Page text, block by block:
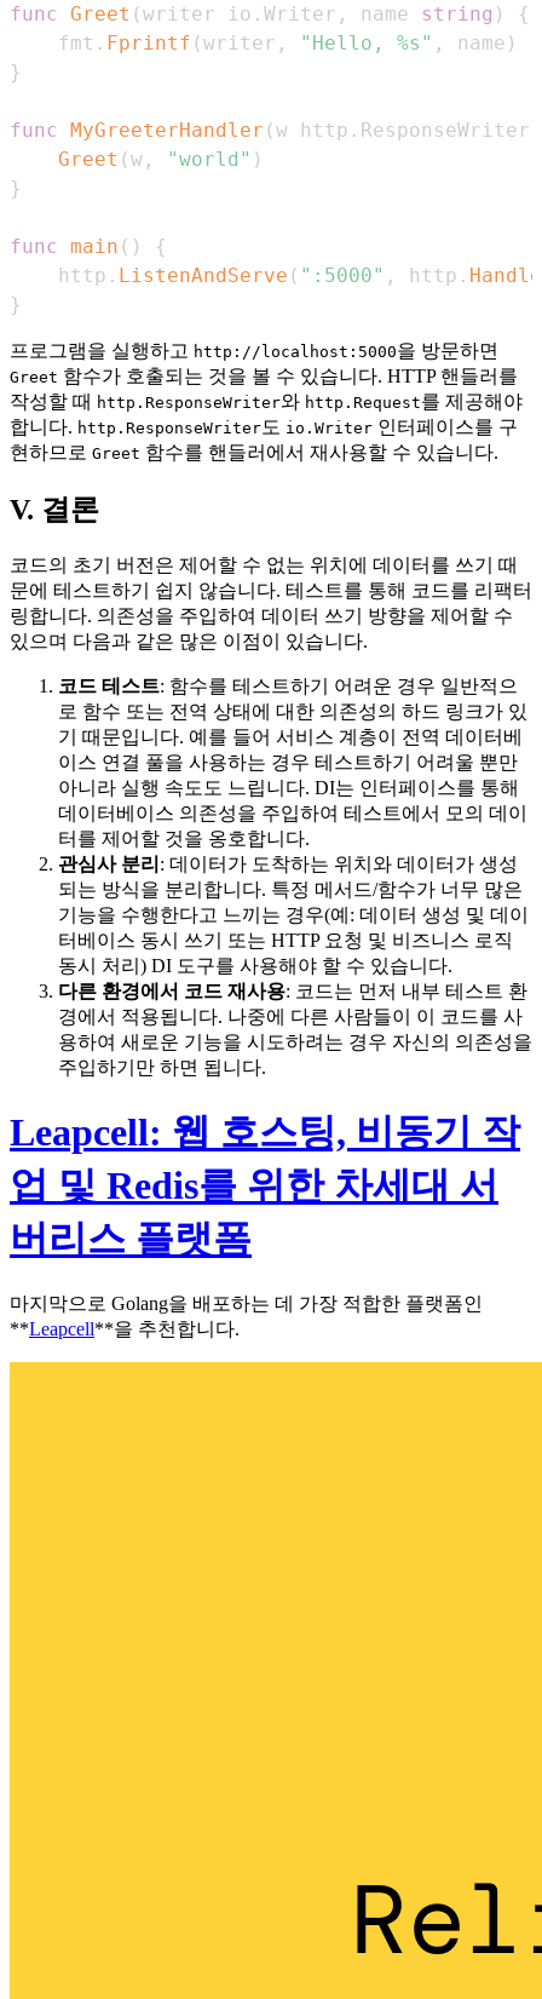
func Greet (writer io . Writer , name string )
{
    fmt
. Fprintf (writer , "Hello, %s" , name )
}
func MyGreeterHandler (w http . ResponseWriter
Greet (w , "world" )
}
func main ( )
{
    http
. ListenAndServe ( ":5000" , http .
}
프로그램을 실행하고 http://localhost:5000을 방문하면
Greet 함수가 호출되는 것을 볼 수 있습니다. HTTP 핸들러를
작성할 때 http.ResponseWriter와 http.Request를 제공해야
합니다. http.ResponseWriter도 io.Writer 인터페이스를 구
현하므로 Greet 함수를 핸들러에서 재사용할 수 있습니다.
V. 결론
코드의 초기 버전은 제어할 수 없는 위치에 데이터를 쓰기 때
문에 테스트하기 쉽지 않습니다. 테스트를 통해 코드를 리팩터
링합니다. 의존성을 주입하여 데이터 쓰기 방향을 제어할 수
있으며 다음과 같은 많은 이점이 있습니다.
코드 테스트: 함수를 테스트하기 어려운 경우 일반적으
로 함수 또는 전역 상태에 대한 의존성의 하드 링크가 있
기 때문입니다. 예를 들어 서비스 계층이 전역 데이터베
이스 연결 풀을 사용하는 경우 테스트하기 어려울 뿐만
아니라 실행 속도도 느립니다. DI는 인터페이스를 통해
데이터베이스 의존성을 주입하여 테스트에서 모의 데이
터를 제어할 것을 옹호합니다.
관심사 분리 : 데이터가 도착하는 위치와 데이터가 생성
되는 방식을 분리합니다. 특정 메서드/함수가 너무 많은
기능을 수행한다고 느끼는 경우(예: 데이터 생성 및 데이
터베이스 동시 쓰기 또는 HTTP 요청 및 비즈니스 로직
동시 처리) DI 도구를 사용해야 할 수 있습니다.
다른 환경에서 코드 재사용: 코드는 먼저 내부 테스트 환
경에서 적용됩니다. 나중에 다른 사람들이 이 코드를 사
용하여 새로운 기능을 시도하려는 경우 자신의 의존성을
주입하기만 하면 됩니다.
Leapcell: 웹 호스팅, 비동기 작
업 및 Redis를 위한 차세대 서
버리스 플랫폼
마지막으로 Golang을 배포하는 데 가장 적합한 플랫폼인
**Leapcell**을 추천합니다.